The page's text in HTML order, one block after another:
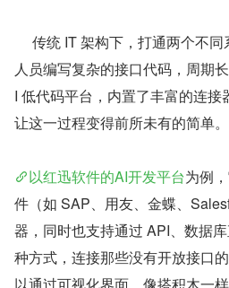
人员编写复杂的接口代码，周期
I 低代码平台，内置了丰富的连接
让这一过程变得前所未有的简单。
以红迅软件的AI开发平台为例
件（如 SAP、用友、金蝶、
器，同时也支持通过 API、数据
种方式，连接那些没有开放接口